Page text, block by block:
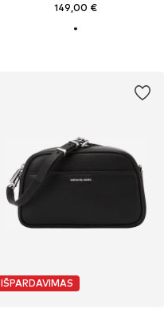
149,00 €
IŠPARDAVIMAS